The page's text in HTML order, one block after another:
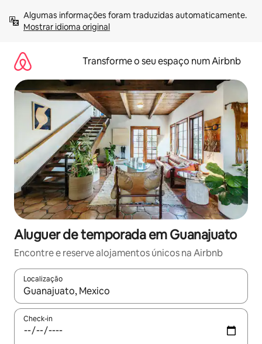
para
Mostrar idioma original
Transforme o seu espaço num Airbnb
Aluguer de temporada em Guanajuato
Encontre e reserve alojamentos únicos na Airbnb
Localização
Quando os resultados estiverem disponíveis, navegue com
Check-in